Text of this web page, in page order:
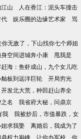
山
人在香江：泥头车撞击
娱乐圈的边缘艺术家
骂
你无敌了，下山找你七个师姐
空间进城奔小康
甩我是
赶海：鱼虾成山，九个女儿吃
板到远洋巨轮
开局穷光
发北大荒，种田赶山养全
名
我省府大秘，问鼎京
我
我被炒后，市值暴跌，女
求我娶
离婚后，我成为了
权力巅峰
让你办军校，你